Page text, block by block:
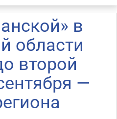
в
области
второй
—